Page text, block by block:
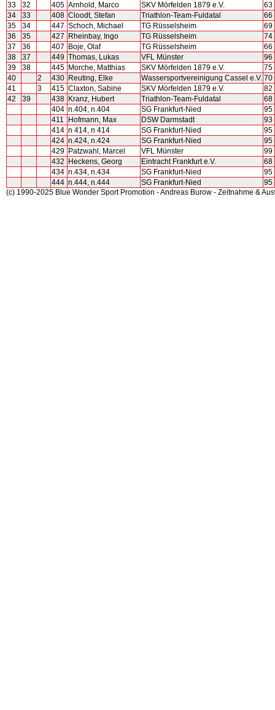
33
32 405 Arnhold, Marco SKV Mörfelden 1879 e.V.
63
34
33 408 Cloodt, Stefan Triathlon-Team-Fuldatal
66
35
34 447 Schoch, Michael TG Rüsselsheim
69
36
35 427 Rheinbay, Ingo TG Rüsselsheim
74
37
36 407 Boje, Olaf TG Rüsselsheim
66
38
37 449 Thomas, Lukas VFL Münster
96
39
38 445 Morche, Matthias SKV Mörfelden 1879 e.V.
75
40
2 430 Reuting, Elke Wassersportvereinigung Cassel e.V. 70
41
3 415 Claxton, Sabine SKV Mörfelden 1879 e.V.
82
42
39 438 Kranz, Hubert Triathlon-Team-Fuldatal
68
404 n.404, n.404 SG Frankfurt-Nied
95
411
Hofmann, Max DSW Darmstadt
93
414 n 414, n 414 SG Frankfurt-Nied
95
424 n.424, n.424 SG Frankfurt-Nied
95
429 Patzwahl, Marcel VFL Münster
99
432
Heckens, Georg Eintracht Frankfurt e.V.
68
434 n.434, n.434 SG Frankfurt-Nied
95
444 n.444, n.444 SG Frankfurt-Nied
95
(c) 1990-2025 Blue Wonder Sport Promotion - Andreas Burow - Zeitnahme &